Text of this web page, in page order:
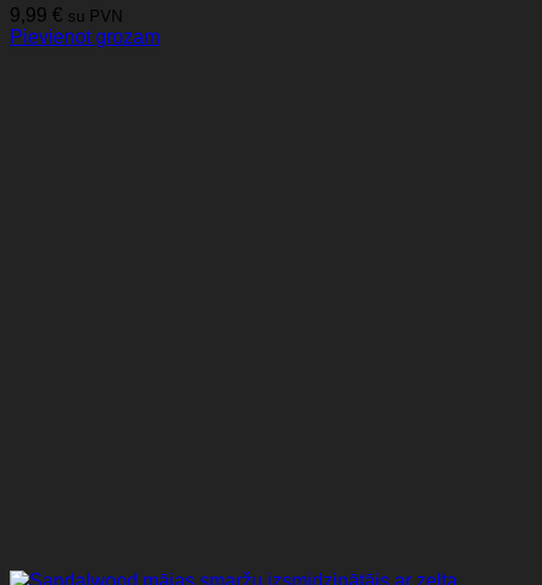
9,99 € su PVN
Pievienot grozam